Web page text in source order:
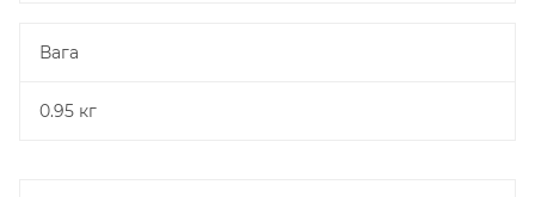
Вага
0.95 кг